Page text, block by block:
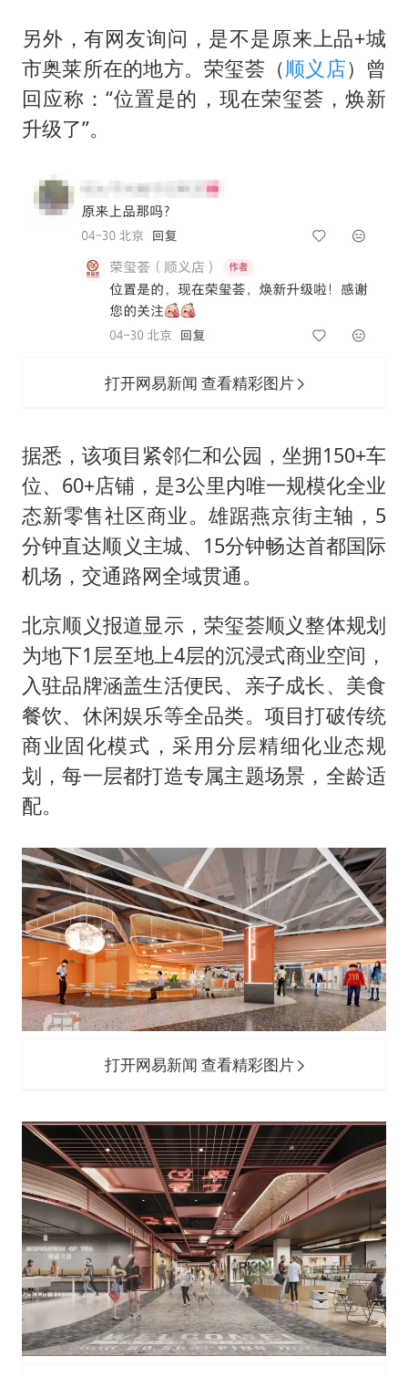
另外，有网友询问，是不是原来上品+城
市奥莱所在的地方。荣玺荟（顺义店）曾
回应称：“位置是的，现在荣玺荟，焕新
升级了”。
打开网易新闻 查看精彩图片
据悉，该项目紧邻仁和公园，坐拥150+车
位、60+店铺，是3公里内唯一规模化全业
态新零售社区商业。雄踞燕京街主轴，5
分钟直达顺义主城、15分钟畅达首都国际
机场，交通路网全域贯通。
北京顺义报道显示，荣玺荟顺义整体规划
为地下1层至地上4层的沉浸式商业空间，
入驻品牌涵盖生活便民、亲子成长、美食
餐饮、休闲娱乐等全品类。项目打破传统
商业固化模式，采用分层精细化业态规
划，每一层都打造专属主题场景，全龄适
配。
打开网易新闻 查看精彩图片